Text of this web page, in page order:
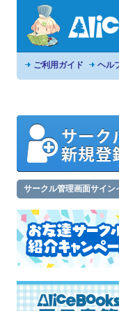
ご利用ガイド ヘル
サークル管理画面サイン